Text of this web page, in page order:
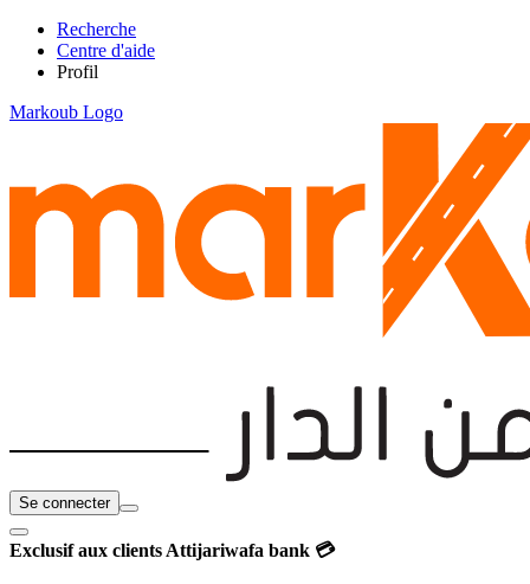
Recherche
Centre d'aide
Profil
Markoub Logo
Se connecter
Exclusif aux clients Attijariwafa bank 💳